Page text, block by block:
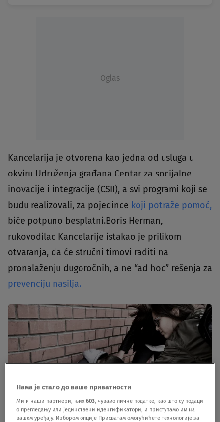
Oglas
Kancelarija je otvorena kao jedna od usluga u
okviru Udruženja građana Centar za socijalne
inovacije i integracije (CSII), a svi programi koji se
budu realizovali, za pojedince koji potraže pomoć,
biće potpuno besplatni.Boris Herman,
rukovodilac Kancelarije istakao je prilikom
otvaranja, da će stručni timovi raditi na
pronalaženju dugoročnih, a ne “ad hoc” rešenja za
prevenciju nasilja.
Нама је стало до ваше приватности
Ми и наши партнери, њих603, чувамо личне податке, као што су подаци
о прегледању или јединствени идентификатори, и приступамо им на
вашем уређају. Избором опције Прихватам омогућићете технологије за